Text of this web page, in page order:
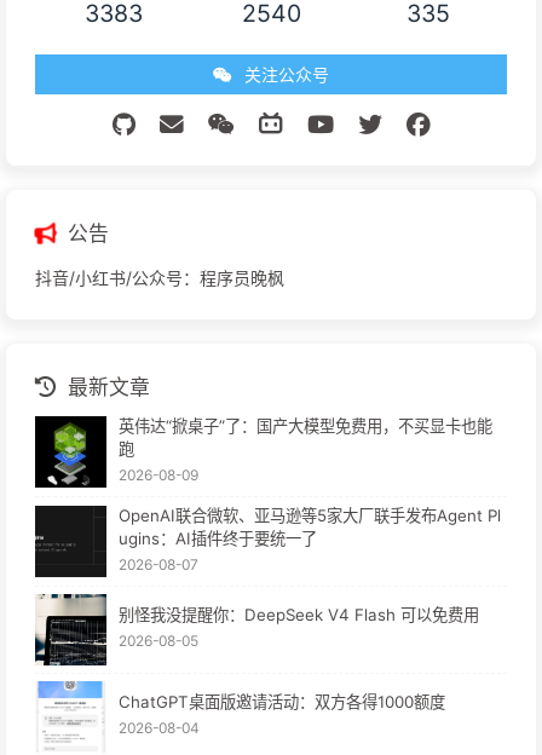
3383 2540 335
关注公众号
公告
抖音/小红书/公众号：程序员晚枫
最新文章
英伟达“掀桌子”了：国产大模型免费用，不买显卡也能
跑
2026-08-09
OpenAI联合微软、亚马逊等5家大厂联手发布Agent Pl
ugins：AI插件终于要统一了
2026-08-07
别怪我没提醒你：DeepSeek V4 Flash 可以免费用
2026-08-05
ChatGPT桌面版邀请活动：双方各得1000额度
2026-08-04